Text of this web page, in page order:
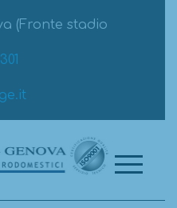
(Fronte stadio